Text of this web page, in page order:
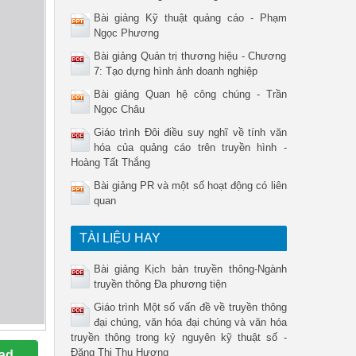
Bài giảng Kỹ thuật quảng cáo - Phạm
Ngọc Phương
Bài giảng Quản trị thương hiệu - Chương
7: Tạo dựng hình ảnh doanh nghiệp
Bài giảng Quan hệ công chúng - Trần
Ngọc Châu
Giáo trình Đôi điều suy nghĩ về tính văn
hóa của quảng cáo trên truyền hình -
Hoàng Tất Thắng
Bài giảng PR và một số hoạt động có liên
quan
TÀI LIỆU HAY
Bài giảng Kịch bản truyền thông-Ngành
truyền thông Đa phương tiện
Giáo trình Một số vấn đề về truyền thông
đại chúng, văn hóa đại chúng và văn hóa
truyền thông trong kỷ nguyên kỹ thuật số -
Đặng Thị Thu Hương